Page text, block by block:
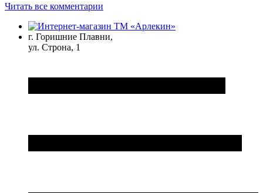
Читать все комментарии
г. Горишние Плавни,
ул. Строна, 1